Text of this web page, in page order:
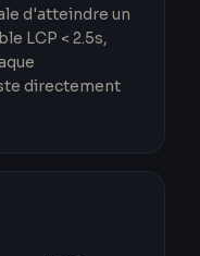
d'atteindre un
LCP < 2.5s,
directement